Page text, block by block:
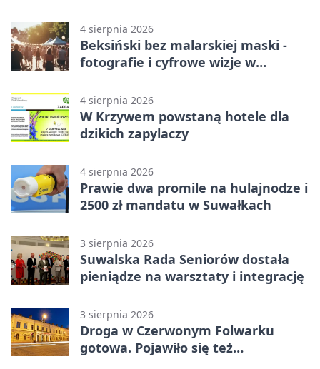
4 sierpnia 2026
Beksiński bez malarskiej maski -
fotografie i cyfrowe wizje w
4 sierpnia 2026
W Krzywem powstaną hotele dla
dzikich zapylaczy
4 sierpnia 2026
Prawie dwa promile na hulajnodze i
2500 zł mandatu w Suwałkach
3 sierpnia 2026
Suwalska Rada Seniorów dostała
pieniądze na warsztaty i integrację
3 sierpnia 2026
Droga w Czerwonym Folwarku
gotowa. Pojawiło się też